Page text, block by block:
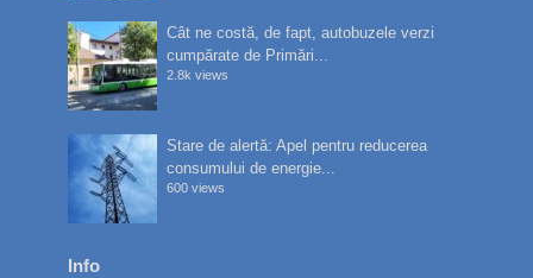
Cât ne costă, de fapt, autobuzele verzi
cumpărate de Primări...
2.8k views
Stare de alertă: Apel pentru reducerea
consumului de energie...
600 views
Info